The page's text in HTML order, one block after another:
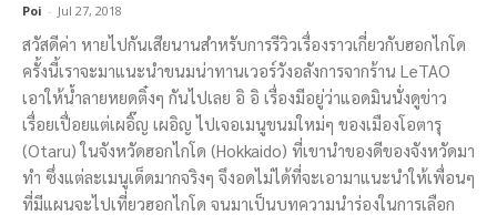
Poi - Jul 27, 2018
สวัสดีค่า หายไปกันเสียนานสำหรับการรีวิวเรื่องราวเกี่ยวกับฮอกไกโด
ครั้งนี้เราจะมาแนะนำขนมน่าทานเวอร์วังอลังการจากร้าน LeTAO
เอาให้น้ำลายหยดติ๋งๆ กันไปเลย อิ อิ เรื่องมีอยู่ว่าแอดมินนั่งดูข่าว
เรื่อยเปื่อยแต่เผอิ๊ญ เผอิญ ไปเจอเมนูขนมใหม่ๆ ของเมืองโอตารุ
(Otaru) ในจังหวัดฮอกไกโด (Hokkaido) ที่เขานำของดีของจังหวัดมา
ทำ ซึ่งแต่ละเมนูเด็ดมากจริงๆ จึงอดไม่ได้ที่จะเอามาแนะนำให้เพื่อนๆ
ที่มีแผนจะไปเที่ยวฮอกไกโด จนมาเป็นบทความนำร่องในการเลือก